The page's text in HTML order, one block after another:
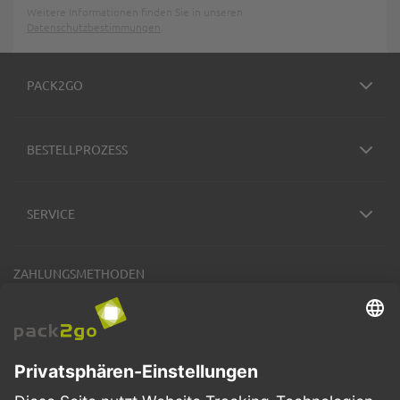
PACK2GO
BESTELLPROZESS
SERVICE
ZAHLUNGSMETHODEN
VERSANDARTEN